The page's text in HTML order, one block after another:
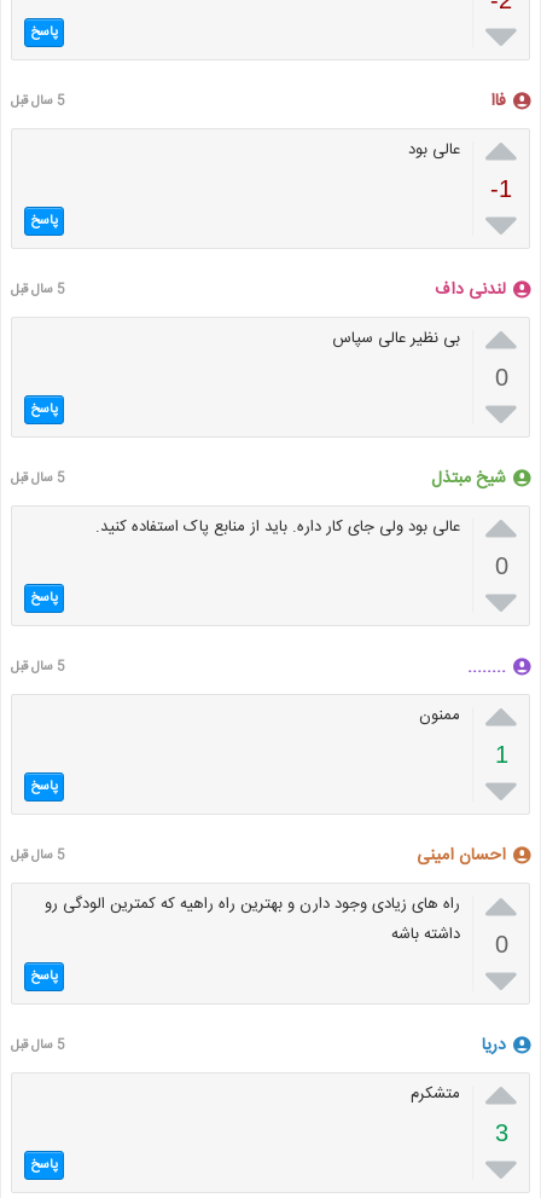
 پاسخ
فاا 5 سال قبل

-1

عالی بود
پاسخ
لندنی داف 5 سال قبل

0

بی نظیر عالی سپاس
پاسخ
شیخ مبتذل 5 سال قبل

0

عالی بود ولی جای کار داره. باید از منابع پاک استفاده کنید.
پاسخ
........ 5 سال قبل

1

ممنون
پاسخ
احسان امینی 5 سال قبل

0

راه های زیادی وجود دارن و بهترین راه راهیه که کمترین الودگی رو
داشته باشه
پاسخ
دریا 5 سال قبل

3

متشکرم
پاسخ